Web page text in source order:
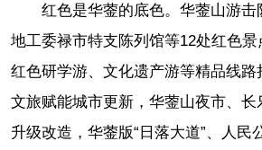
红色是华蓥的底色。华蓥山游
地工委禄市特支陈列馆等12处红色景
红色研学游、文化遗产游等精品线路
文旅赋能城市更新，华蓥山夜市、长
升级改造，华蓥版“日落大道”、人民